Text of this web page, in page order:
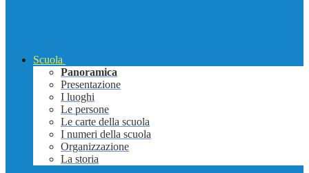
Scuola
Panoramica
Presentazione
I luoghi
Le persone
Le carte della scuola
I numeri della scuola
Organizzazione
La storia